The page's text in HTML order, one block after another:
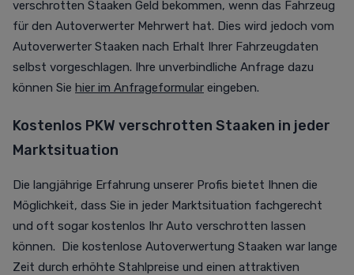
verschrotten Staaken Geld bekommen, wenn das Fahrzeug
für den Autoverwerter Mehrwert hat. Dies wird jedoch vom
Autoverwerter Staaken nach Erhalt Ihrer Fahrzeugdaten
selbst vorgeschlagen. Ihre unverbindliche Anfrage dazu
können Sie hier im Anfrageformular eingeben.
Kostenlos PKW verschrotten Staaken in jeder
Marktsituation
Die langjährige Erfahrung unserer Profis bietet Ihnen die
Möglichkeit, dass Sie in jeder Marktsituation fachgerecht
und oft sogar kostenlos Ihr Auto verschrotten lassen
können. Die kostenlose Autoverwertung Staaken war lange
Zeit durch erhöhte Stahlpreise und einen attraktiven